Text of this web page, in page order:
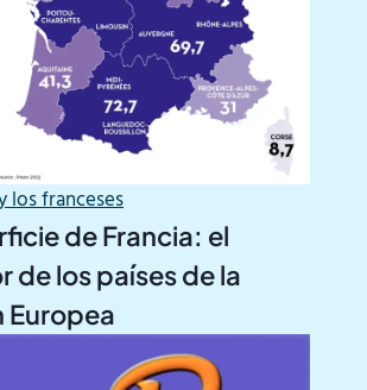
los franceses
de Francia: el
de los países de la
Europea